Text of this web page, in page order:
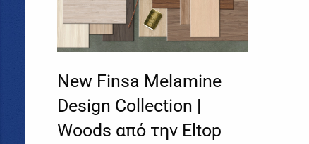
New Finsa Melamine
Design Collection |
Woods από την Eltop